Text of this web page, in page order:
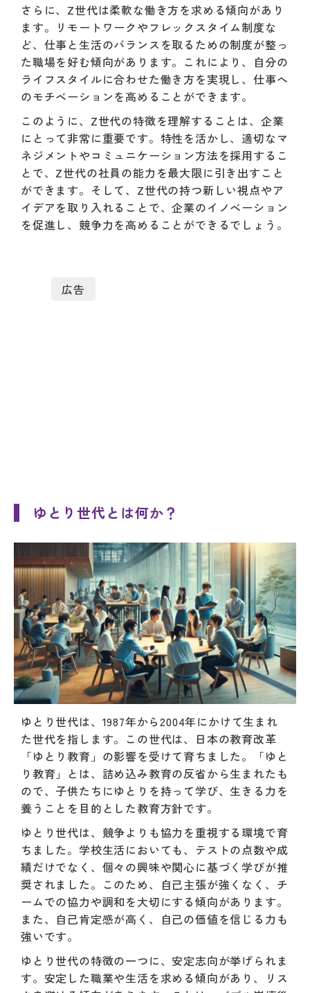
さらに、Z世代は柔軟な働き方を求める傾向があり
ます。リモートワークやフレックスタイム制度な
ど、仕事と生活のバランスを取るための制度が整っ
た職場を好む傾向があります。これにより、自分の
ライフスタイルに合わせた働き方を実現し、仕事へ
のモチベーションを高めることができます。
このように、Z世代の特徴を理解することは、企業
にとって非常に重要です。特性を活かし、適切なマ
ネジメントやコミュニケーション方法を採用するこ
とで、Z世代の社員の能力を最大限に引き出すこと
ができます。そして、Z世代の持つ新しい視点やア
イデアを取り入れることで、企業のイノベーション
を促進し、競争力を高めることができるでしょう。
広告
ゆとり世代とは何か？
ゆとり世代は、1987年から2004年にかけて生まれ
た世代を指します。この世代は、日本の教育改革
「ゆとり教育」の影響を受けて育ちました。「ゆと
り教育」とは、詰め込み教育の反省から生まれたも
ので、子供たちにゆとりを持って学び、生きる力を
養うことを目的とした教育方針です。
ゆとり世代は、競争よりも協力を重視する環境で育
ちました。学校生活においても、テストの点数や成
績だけでなく、個々の興味や関心に基づく学びが推
奨されました。このため、自己主張が強くなく、チ
ームでの協力や調和を大切にする傾向があります。
また、自己肯定感が高く、自己の価値を信じる力も
強いです。
ゆとり世代の特徴の一つに、安定志向が挙げられま
す。安定した職業や生活を求める傾向があり、リス